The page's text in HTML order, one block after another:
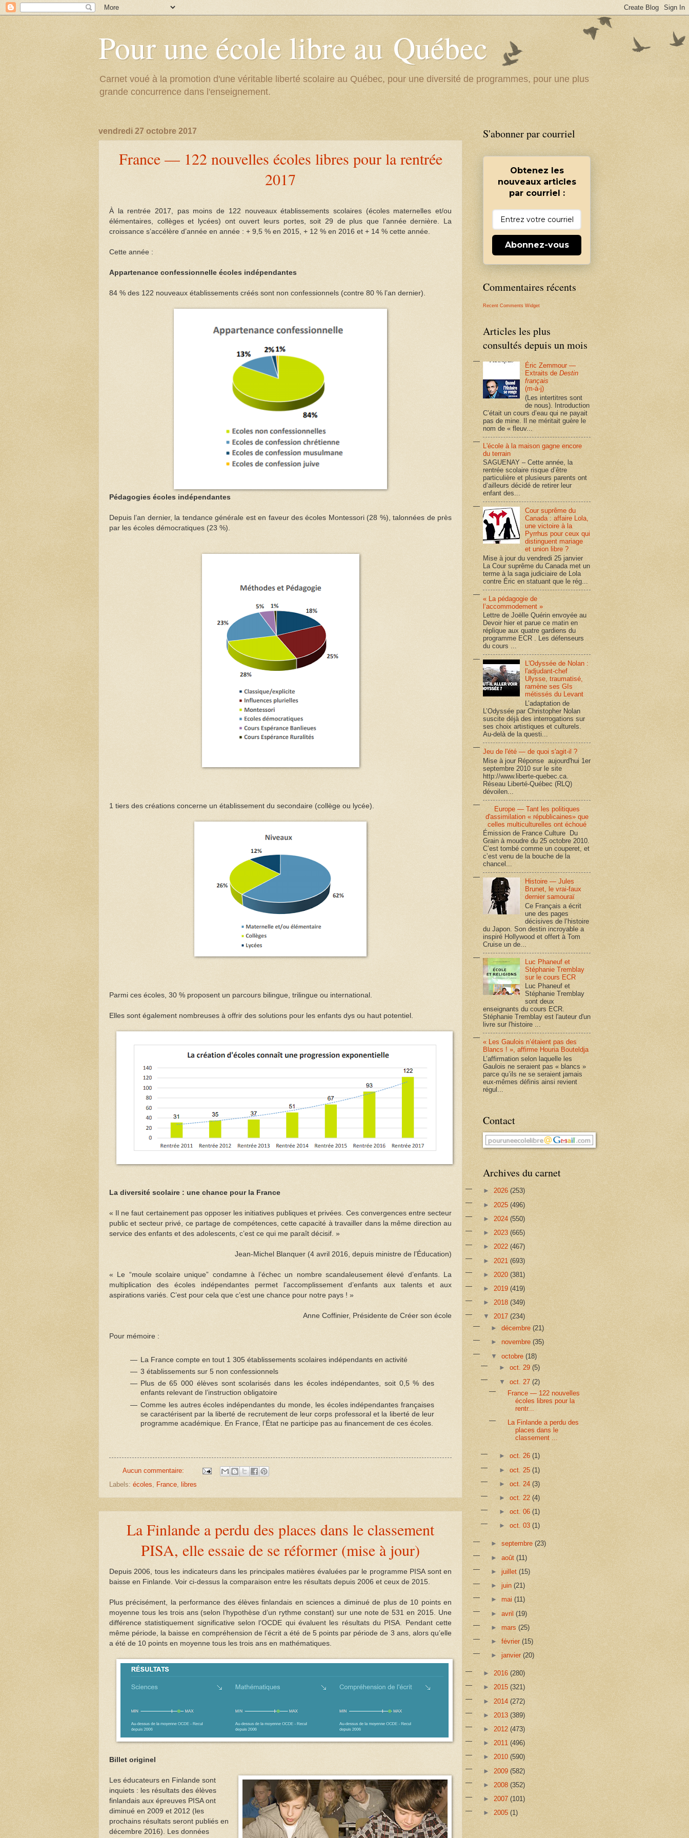
Pour une école libre au Québec
Carnet voué à la promotion d'une véritable liberté scolaire au Québec, pour une diversité de programmes, pour une plus
grande concurrence dans l'enseignement.
vendredi 27 octobre 2017
France — 122 nouvelles écoles libres pour la rentrée
2017
À la rentrée 2017, pas moins de 122 nouveaux établissements scolaires (écoles maternelles et/ou
élémentaires, collèges et lycées) ont ouvert leurs portes, soit 29 de plus que l’année dernière. La
croissance s’accélère d’année en année : + 9,5 % en 2015, + 12 % en 2016 et + 14 % cette année.
Cette année :
Appartenance confessionnelle écoles indépendantes
84 % des 122 nouveaux établissements créés sont non confessionnels (contre 80 % l’an dernier).
Pédagogies écoles indépendantes
Depuis l’an dernier, la tendance générale est en faveur des écoles Montessori (28 %), talonnées de près
par les écoles démocratiques (23 %).
1 tiers des créations concerne un établissement du secondaire (collège ou lycée).
Parmi ces écoles, 30 % proposent un parcours bilingue, trilingue ou international.
Elles sont également nombreuses à offrir des solutions pour les enfants dys ou haut potentiel.
La diversité scolaire : une chance pour la France
« Il ne faut certainement pas opposer les initiatives publiques et privées. Ces convergences entre secteur
public et secteur privé, ce partage de compétences, cette capacité à travailler dans la même direction au
service des enfants et des adolescents, c’est ce qui me paraît décisif. »
Jean-Michel Blanquer (4 avril 2016, depuis ministre de l’Éducation)
« Le “moule scolaire unique” condamne à l’échec un nombre scandaleusement élevé d’enfants. La
multiplication des écoles indépendantes permet l’accomplissement d’enfants aux talents et aux
aspirations variés. C’est pour cela que c’est une chance pour notre pays ! »
Anne Coffinier, Présidente de Créer son école
Pour mémoire :
La France compte en tout 1 305 établissements scolaires indépendants en activité
3 établissements sur 5 non confessionnels
Plus de 65 000 élèves sont scolarisés dans les écoles indépendantes, soit 0,5 % des
enfants relevant de l’instruction obligatoire
Comme les autres écoles indépendantes du monde, les écoles indépendantes françaises
se caractérisent par la liberté de recrutement de leur corps professoral et la liberté de leur
programme académique. En France, l’État ne participe pas au financement de ces écoles.
Aucun commentaire:
Labels: écoles, France, libres
La Finlande a perdu des places dans le classement
PISA, elle essaie de se réformer (mise à jour)
Depuis 2006, tous les indicateurs dans les principales matières évaluées par le programme PISA sont en
baisse en Finlande. Voir ci-dessus la comparaison entre les résultats depuis 2006 et ceux de 2015.
Plus précisément, la performance des élèves finlandais en sciences a diminué de plus de 10 points en
moyenne tous les trois ans (selon l’hypothèse d’un rythme constant) sur une note de 531 en 2015. Une
différence statistiquement significative selon l’OCDE qui évaluent les résultats du PISA. Pendant cette
même période, la baisse en compréhension de l’écrit a été de 5 points par période de 3 ans, alors qu’elle
a été de 10 points en moyenne tous les trois ans en mathématiques.
Billet originel
Les éducateurs en Finlande sont
inquiets : les résultats des élèves
finlandais aux épreuves PISA ont
diminué en 2009 et 2012 (les
prochains résultats seront publiés en
décembre 2016). Les données
S'abonner par courriel
Obtenez les
nouveaux articles
par courriel :
Abonnez-vous
Commentaires récents
Recent Comments Widget
Articles les plus
consultés depuis un mois
Éric Zemmour —
Extraits deDestin
français
(m-à-j)
(Les intertitres sont
de nous). Introduction
C’était un cours d’eau qui ne payait
pas de mine. Il ne méritait guère le
nom de « fleuv...
L'école à la maison gagne encore
du terrain
SAGUENAY – Cette année, la
rentrée scolaire risque d’être
particulière et plusieurs parents ont
d’ailleurs décidé de retirer leur
enfant des...
Cour suprême du
Canada : affaire Lola,
une victoire à la
Pyrrhus pour ceux qui
distinguent mariage
et union libre ?
Mise à jour du vendredi 25 janvier
La Cour suprême du Canada met un
terme à la saga judiciaire de Lola
contre Éric en statuant que le rég...
« La pédagogie de
l’accommodement »
Lettre de Joëlle Quérin envoyée au
Devoir hier et parue ce matin en
réplique aux quatre gardiens du
programme ECR . Les défenseurs
du cours ...
L'Odyssée de Nolan :
l'adjudant-chef
Ulysse, traumatisé,
ramène ses GIs
métissés du Levant
L’adaptation de
L’Odyssée par Christopher Nolan
suscite déjà des interrogations sur
ses choix artistiques et culturels.
Au-delà de la questi...
Jeu de l'été — de quoi s'agit-il ?
Mise à jour Réponse aujourd'hui 1er
septembre 2010 sur le site
http://www.liberte-quebec.ca.
Réseau Liberté-Québec (RLQ)
dévoilen...
Europe — Tant les politiques
d'assimilation « républicaines» que
celles multiculturelles ont échoué
Émission de France Culture Du
Grain à moudre du 25 octobre 2010.
C’est tombé comme un couperet, et
c’est venu de la bouche de la
chancel...
Histoire — Jules
Brunet, le vrai-faux
dernier samouraï
Ce Français a écrit
une des pages
décisives de l’histoire
du Japon. Son destin incroyable a
inspiré Hollywood et offert à Tom
Cruise un de...
Luc Phaneuf et
Stéphanie Tremblay
sur le cours ECR
Luc Phaneuf et
Stéphanie Tremblay
sont deux
enseignants du cours ECR.
Stéphanie Tremblay est l'auteur d'un
livre sur l'histoire ...
« Les Gaulois n’étaient pas des
Blancs ! », affirme Houria Bouteldja
L’affirmation selon laquelle les
Gaulois ne seraient pas « blancs »
parce qu’ils ne se seraient jamais
eux-mêmes définis ainsi revient
régul...
Contact
Archives du carnet
► 2026 (253)
► 2025 (496)
► 2024 (550)
► 2023 (665)
► 2022 (467)
► 2021 (693)
► 2020 (381)
► 2019 (419)
► 2018 (349)
▼ 2017 (234)
►décembre(21)
►novembre(35)
▼octobre(18)
► oct. 29 (5)
▼ oct. 27 (2)
France — 122 nouvelles
écoles libres pour la
rentr...
La Finlande a perdu des
places dans le
classement ...
► oct. 26 (1)
► oct. 25 (1)
► oct. 24 (3)
► oct. 22 (4)
► oct. 06 (1)
► oct. 03 (1)
►septembre(23)
►août(11)
►juillet(15)
►juin(21)
► mai(11)
►avril(19)
►mars(25)
►février(15)
►janvier(20)
► 2016 (280)
► 2015 (321)
► 2014 (272)
► 2013 (389)
► 2012 (473)
► 2011 (496)
► 2010 (590)
► 2009 (582)
► 2008 (352)
► 2007 (101)
► 2005 (1)